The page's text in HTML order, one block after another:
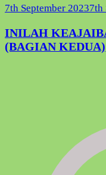
7th September 20237th
INILAH
(BAGIAN KEDUA)